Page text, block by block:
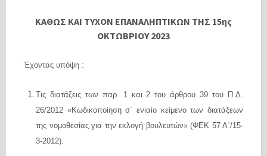
ΚΑΘΩΣ ΚΑΙ ΤΥΧΟΝ ΕΠΑΝΑΛΗΠΤΙΚΩΝ ΤΗΣ 15ης
ΟΚΤΩΒΡΙΟΥ 2023
Έχοντας υπόψη :
Τις διατάξεις των παρ. 1 και 2 του άρθρου 39 του Π.Δ.
26/2012 «Κωδικοποίηση σ΄ ενιαίο κείμενο των διατάξεων
της νομοθεσίας για την εκλογή βουλευτών» (ΦΕΚ 57 Α΄/15-
3-2012).